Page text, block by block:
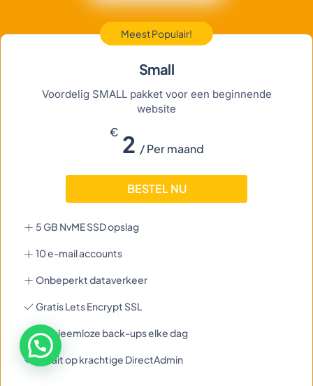
Meest Populair!
Small
Voordelig SMALL pakket voor een beginnende
website
€2 / Per maand
BESTEL NU
5 GB NvME SSD opslag
10 e-mail accounts
Onbeperkt dataverkeer
Gratis Lets Encrypt SSL
Probleemloze back-ups elke dag
Draait op krachtige DirectAdmin